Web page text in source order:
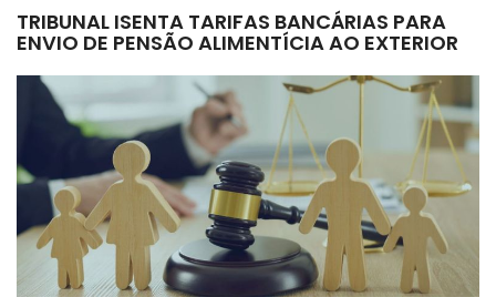
TRIBUNAL ISENTA TARIFAS BANCÁRIAS PARA
ENVIO DE PENSÃO ALIMENTÍCIA AO EXTERIOR